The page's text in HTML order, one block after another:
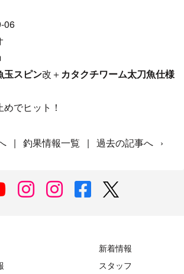
06
玉スピン改＋カタクチワーム太刀魚仕様
でヒット！
| 釣果情報一覧 | 過去の記事へ ›
新着情報
スタッフ